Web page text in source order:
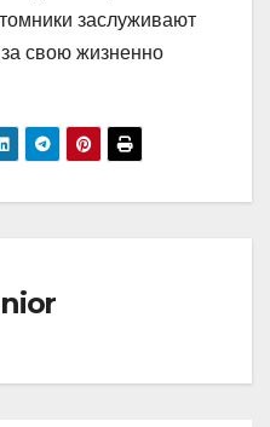
заслуживают
свою жизненно